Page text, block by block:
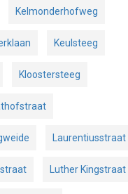
Kelmonderhofweg
Keulsteeg
Kloostersteeg
Laurentiusstraat
Luther Kingstraat